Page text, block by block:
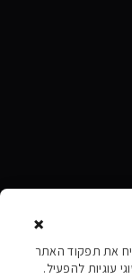
×
את תפקוד האתר
עוגיות להפעיל.